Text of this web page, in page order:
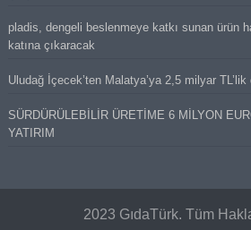
pladis, dengeli beslenmeye katkı sunan ürün
katına çıkaracak
Uludağ İçecek’ten Malatya’ya 2,5 milyar TL’lik
SÜRDÜRÜLEBİLİR ÜRETİME 6 MİLYON
YATIRIM
2023 GıdaTürk. Tüm